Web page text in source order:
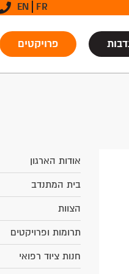
EN FR
פרויקטים
אודות הארגון
בית המתנדב
הצוות
תרומות ופרויקטים
חנות ציוד רפואי